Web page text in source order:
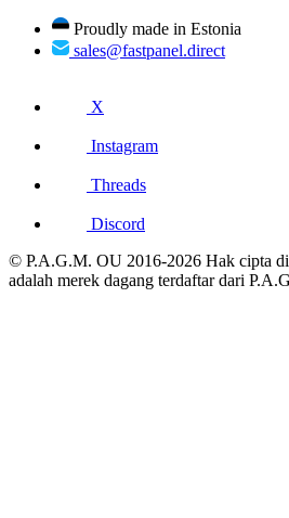
Proudly made in Estonia
sales@fastpanel.direct
X
Instagram
Threads
Discord
© P.A.G.M. OU 2016-2026 Hak cipta
adalah merek dagang terdaftar dari